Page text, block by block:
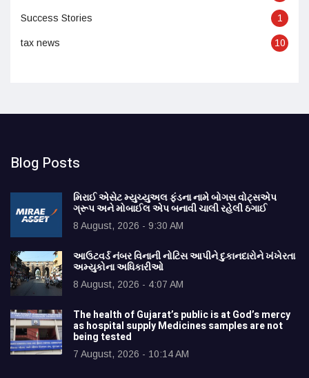
Success Stories 1
tax news 10
Blog Posts
મિરાઈ એસેટ મ્યુચ્યુઅલ ફંડના નામે બોગસ વોટ્સએપ
ગ્રૂપ અને મોબાઈલ એપ બનાવી ચાલી રહેલી ઠગાઈ
8 August, 2026 - 9:30 AM
આઉટવર્ડ નંબર વિનાની નોટિસ આપીને દુકાનદારોને ખંખેરતા
અમ્યુકોના અધિકારીઓ
8 August, 2026 - 4:07 AM
The health of Gujarat’s public is at God’s mercy
as hospital supply Medicines samples are not
being tested
7 August, 2026 - 10:14 AM